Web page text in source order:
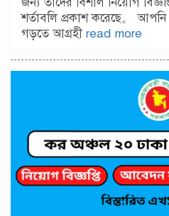
শর্তাবলি প্রকাশ করেছে。 আপনি
গড়তে আগ্রহীread more